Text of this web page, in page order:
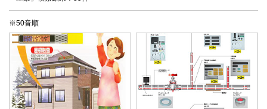
※50音順